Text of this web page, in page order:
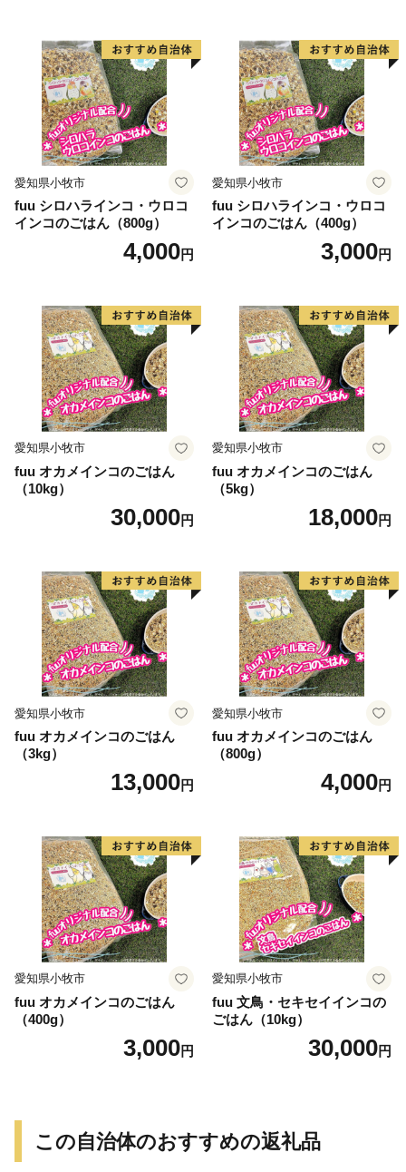
愛知県小牧市
fuu シロハラインコ・ウロコ
インコのごはん（800g）
4,000円
愛知県小牧市
fuu シロハラインコ・ウロコ
インコのごはん（400g）
3,000円
愛知県小牧市
fuu オカメインコのごはん
（10kg）
30,000円
愛知県小牧市
fuu オカメインコのごはん
（5kg）
18,000円
愛知県小牧市
fuu オカメインコのごはん
（3kg）
13,000円
愛知県小牧市
fuu オカメインコのごはん
（800g）
4,000円
愛知県小牧市
fuu オカメインコのごはん
（400g）
3,000円
愛知県小牧市
fuu 文鳥・セキセイインコの
ごはん（10kg）
30,000円
この自治体のおすすめの返礼品